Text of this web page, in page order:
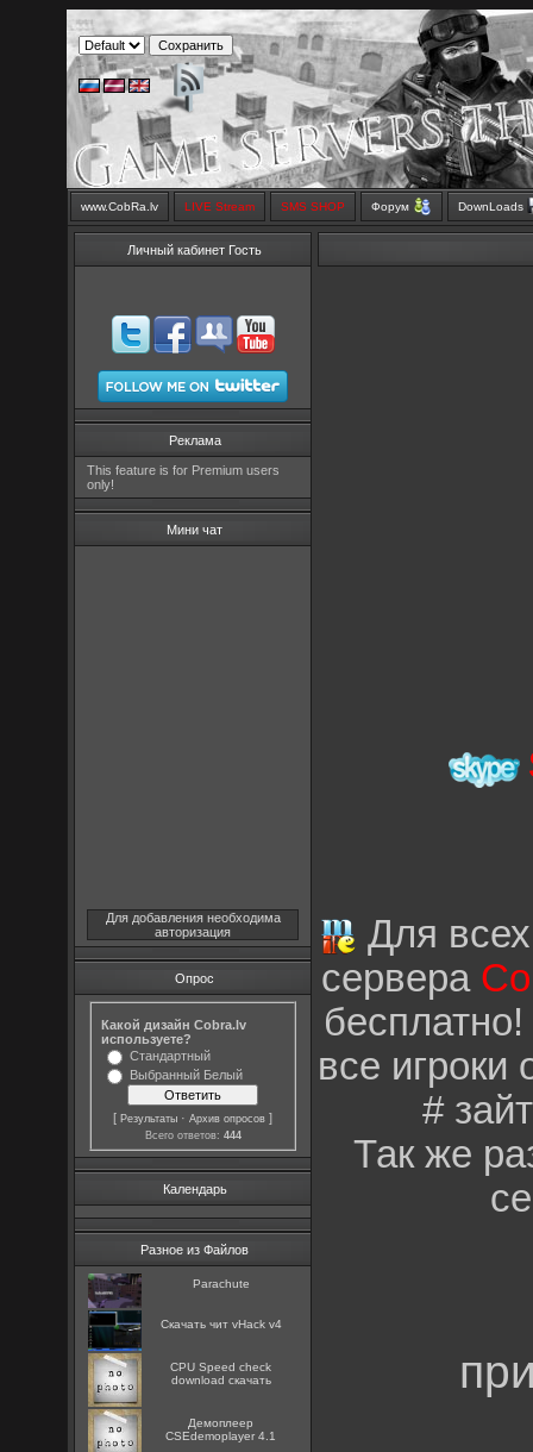
www.CobRa.lv LIVE Stream SMS SHOP Форум DownLoads
Личный кабинет Гость
Реклама
This feature is for Premium users
only!
Мини чат
Для добавления необходима
авторизация
Опрос
Какой дизайн Cobra.lv
используете?
Стандартный
Выбранный Белый
[Результаты ·Архив опросов ]
Всего ответов: 444
Календарь
Разное из Файлов
Parachute
Скачать чит vHack v4
CPU Speed check
download скачать
Демоплеер
CSEdemoplayer 4.1
Для
сервера
все
#
Так же